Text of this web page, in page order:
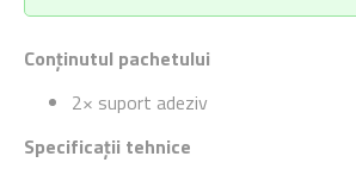
Conținutul pachetului
2× suport adeziv
Specificații tehnice